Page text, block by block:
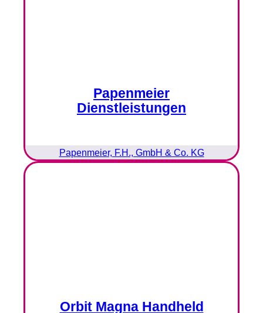
Papenmeier
Dienstleistungen
Papenmeier, F.H., GmbH & Co. KG
Orbit Magna Handheld